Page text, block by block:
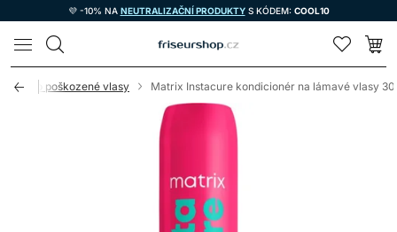
💜 -10% NA NEUTRALIZAČNÍ PRODUKTYS KÓDEM: COOL10
LOMAX
Péče o poškozené vlasy Matrix Instacure kondicionér na lámavé vlasy